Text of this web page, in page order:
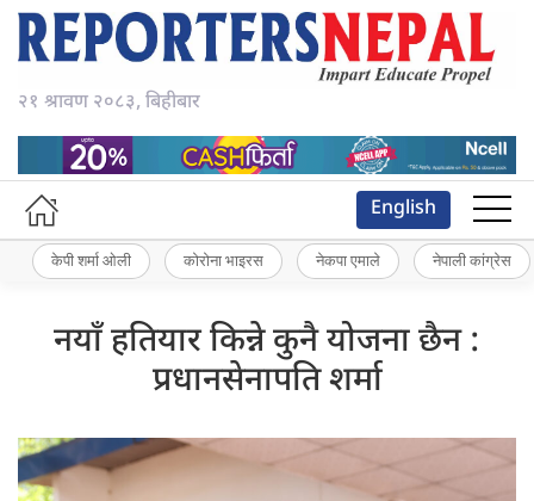
२१ श्रावण २०८३, बिहीबार
English
केपी शर्मा ओली कोरोना भाइरस नेकपा एमाले नेपाली कांग्रेस
नयाँ हतियार किन्ने कुनै योजना छैन :
प्रधानसेनापति शर्मा